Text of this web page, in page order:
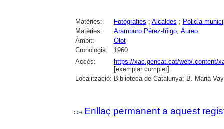
Matèries: Fotografies ; Alcaldes ; Policia
Matèries:
Aramburo Pérez-Iñigo, Áureo
Àmbit:
Olot
Cronologia:
1960
Accés:
https://xac.gencat.cat/web/.content/
[exemplar complet]
Localització: Biblioteca de Catalunya; B. Marià
Enllaç permanent a aquest